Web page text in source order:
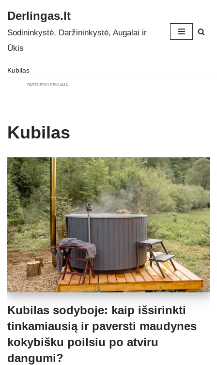
Skip
to
Derlingas.lt
Sodininkystė, Daržininkystė, Augalai ir
Ūkis
Kubilas
PARTNERIO REKLAMA
Kubilas
Kubilas sodyboje: kaip išsirinkti
tinkamiausią ir paversti maudynes
kokybišku poilsiu po atviru
dangumi?